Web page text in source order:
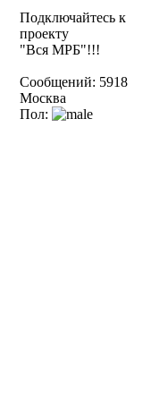
Подключайтесь к
проекту
"Вся МРБ"!!!
Сообщений: 5918
Москва
Пол: